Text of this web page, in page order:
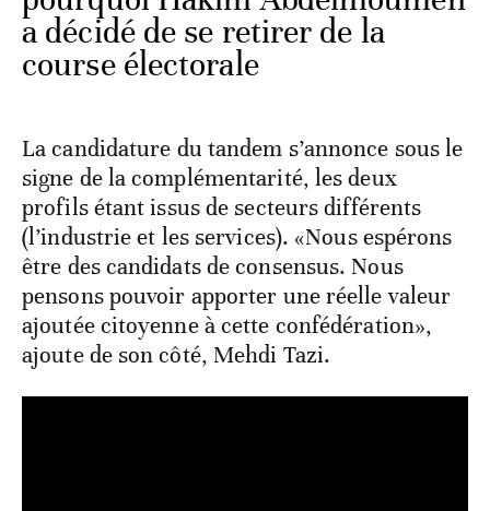
a décidé de se retirer de la
course électorale
La candidature du tandem s’annonce sous le
signe de la complémentarité, les deux
profils étant issus de secteurs différents
(l’industrie et les services). «Nous espérons
être des candidats de consensus. Nous
pensons pouvoir apporter une réelle valeur
ajoutée citoyenne à cette confédération»,
ajoute de son côté, Mehdi Tazi.